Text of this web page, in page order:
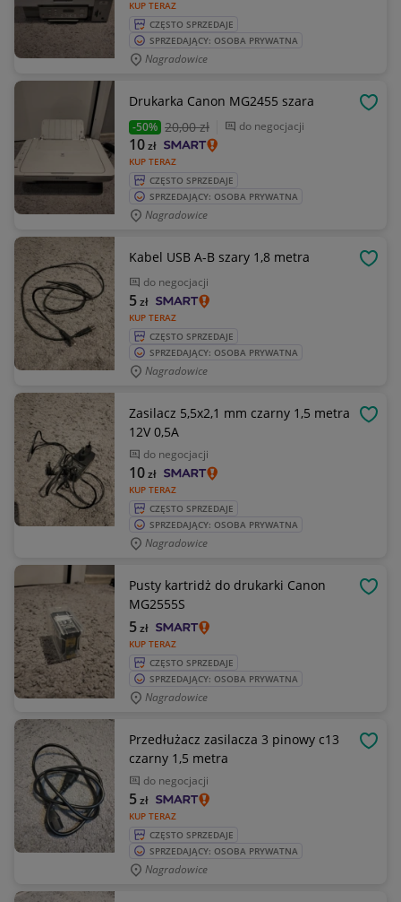
KUP TERAZ
CZĘSTO SPRZEDAJE
SPRZEDAJĄCY: OSOBA PRYWATNA
Nagradowice
Drukarka Canon MG2455 szara
-50% 20,00 zł do negocjacji
KUP TERAZ
10zł
CZĘSTO SPRZEDAJE
SPRZEDAJĄCY: OSOBA PRYWATNA
Nagradowice
Kabel USB A-B szary 1,8 metra
do negocjacji
KUP TERAZ
5zł
CZĘSTO SPRZEDAJE
SPRZEDAJĄCY: OSOBA PRYWATNA
Nagradowice
Zasilacz 5,5x2,1 mm czarny 1,5 metra
12V 0,5A
do negocjacji
KUP TERAZ
10zł
CZĘSTO SPRZEDAJE
SPRZEDAJĄCY: OSOBA PRYWATNA
Nagradowice
Pusty kartridż do drukarki Canon
MG2555S
KUP TERAZ
5zł
CZĘSTO SPRZEDAJE
SPRZEDAJĄCY: OSOBA PRYWATNA
Nagradowice
Przedłużacz zasilacza 3 pinowy c13
czarny 1,5 metra
do negocjacji
KUP TERAZ
5zł
CZĘSTO SPRZEDAJE
SPRZEDAJĄCY: OSOBA PRYWATNA
Nagradowice